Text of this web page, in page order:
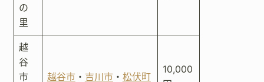
の
里
越
谷
市
越谷市・ 吉川市・ 松伏町
10,000